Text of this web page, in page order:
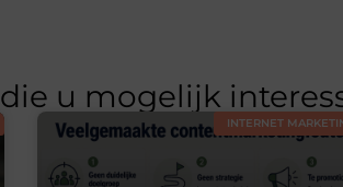
die u mogelijk
INTERNET